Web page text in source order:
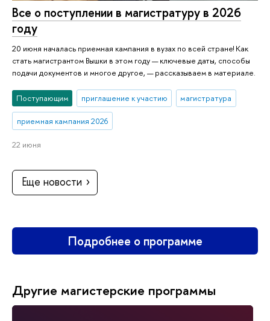
Все о поступлении в магистратуру в 2026
году
20 июня началась приемная кампания в вузах по всей стране! Как
стать магистрантом Вышки в этом году — ключевые даты, способы
подачи документов и многое другое, — рассказываем в материале.
Поступающим приглашение к участию магистратура
приемная кампания 2026
22 июня
Еще новости
Подробнее о программе
Другие магистерские программы